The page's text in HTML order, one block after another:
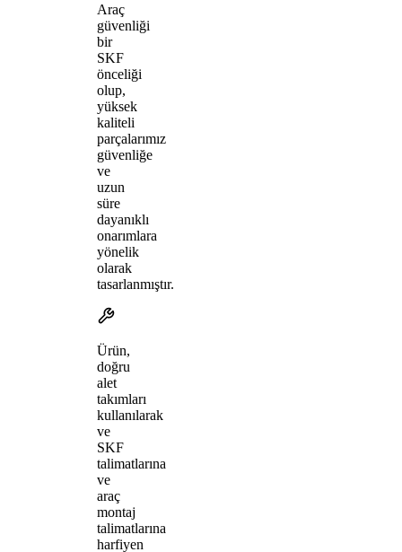
Araç
güvenliği
bir
SKF
önceliği
olup,
yüksek
kaliteli
parçalarımız
güvenliğe
ve
uzun
süre
dayanıklı
onarımlara
yönelik
olarak
tasarlanmıştır.
Ürün,
doğru
alet
takımları
kullanılarak
ve
SKF
talimatlarına
ve
araç
montaj
talimatlarına
harfiyen